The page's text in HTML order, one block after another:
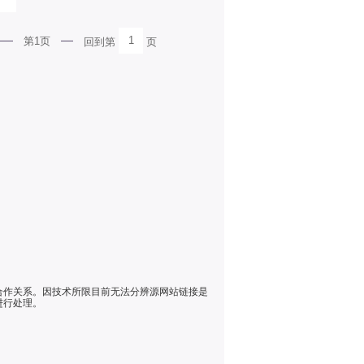
第1页 回到第 1 页
关系。因技术所限目前无法分辨源网站链接是
处理。